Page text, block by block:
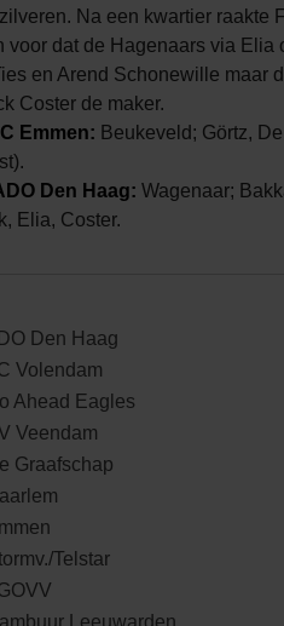
Na een kwartier raakte
voor dat de Hagenaars via
en Arend Schonewille maar
Coster de maker.
Emmen: Beukeveld; Görtz,
Den Haag: Wagenaar;
Elia, Coster.
Den Haag
Volendam
Ahead Eagles
Veendam
Graafschap
Telstar